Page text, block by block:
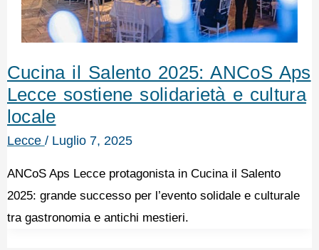
Cucina il Salento 2025: ANCoS Aps
Lecce sostiene solidarietà e cultura
locale
Lecce / Luglio 7, 2025
ANCoS Aps Lecce protagonista in Cucina il Salento
2025: grande successo per l’evento solidale e culturale
tra gastronomia e antichi mestieri.